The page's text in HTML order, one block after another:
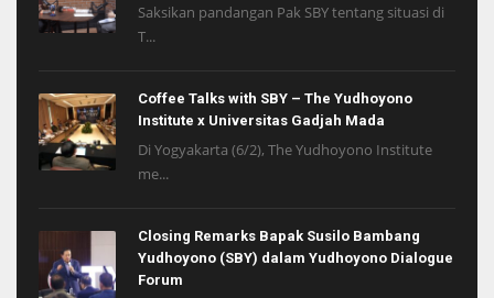
Saksikan pandangan Pak SBY tentang situasi di
T...
Coffee Talks with SBY – The Yudhoyono
Institute x Universitas Gadjah Mada
Di Yogyakarta (6/2), The Yudhoyono Institute
me...
Closing Remarks Bapak Susilo Bambang
Yudhoyono (SBY) dalam Yudhoyono Dialogue
Forum